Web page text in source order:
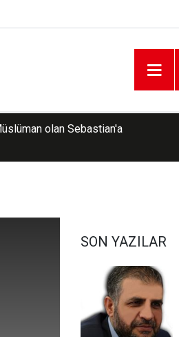
olan Sebastian'a
SON YAZILAR